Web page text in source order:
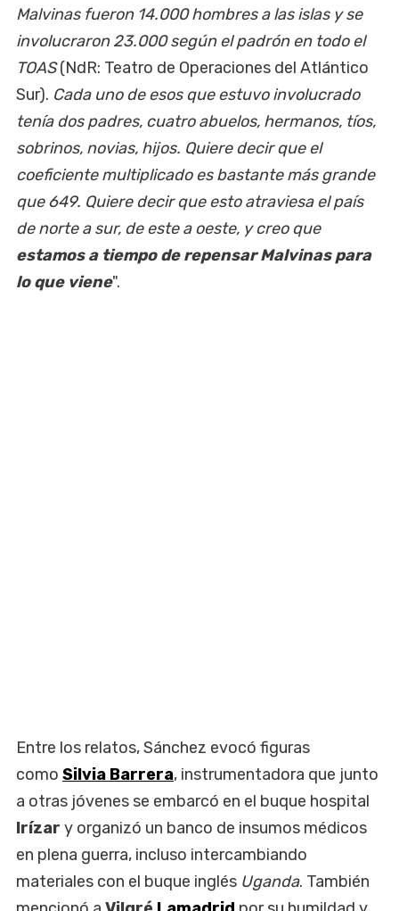
Malvinas fueron 14.000 hombres a las islas y se
involucraron 23.000 según el padrón en todo el
TOAS(NdR: Teatro de Operaciones del Atlántico
Sur). Cada uno de esos que estuvo involucrado
tenía dos padres, cuatro abuelos, hermanos, tíos,
sobrinos, novias, hijos. Quiere decir que el
coeficiente multiplicado es bastante más grande
que 649. Quiere decir que esto atraviesa el país
de norte a sur, de este a oeste, y creo que
estamos a tiempo de repensar Malvinas para
lo que viene".
Entre los relatos, Sánchez evocó figuras
como Silvia Barrera, instrumentadora que junto
a otras jóvenes se embarcó en el buque hospital
Irízar y organizó un banco de insumos médicos
en plena guerra, incluso intercambiando
materiales con el buque inglés Uganda. También